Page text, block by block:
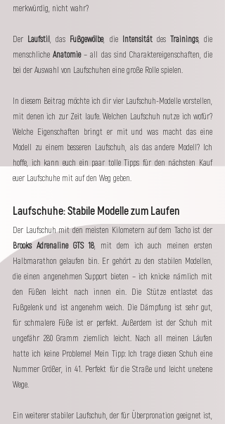
merkwürdig, nicht wahr?
Der Laufstil, das Fußgewölbe, die Intensität des Trainings, die
menschliche Anatomie – all das sind Charaktereigenschaften, die
bei der Auswahl von Laufschuhen eine große Rolle spielen.
In diesem Beitrag möchte ich dir vier Laufschuh-Modelle vorstellen,
mit denen ich zur Zeit laufe. Welchen Laufschuh nutze ich wofür?
Welche Eigenschaften bringt er mit und was macht das eine
Modell zu einem besseren Laufschuh, als das andere Modell? Ich
hoffe, ich kann euch ein paar tolle Tipps für den nächsten Kauf
euer Laufschuhe mit auf den Weg geben.
Laufschuhe: Stabile Modelle zum Laufen
Brooks Adrenaline GTS 18, mit dem ich auch meinen ersten
Halbmarathon gelaufen bin. Er gehört zu den stabilen Modellen,
die einen angenehmen Support bieten – ich knicke nämlich mit
den Füßen leicht nach innen ein. Die Stütze entlastet das
Fußgelenk und ist angenehm weich. Die Dämpfung ist sehr gut,
für schmalere Füße ist er perfekt. .Außerdem ist der Schuh mit
ungefähr 280 Gramm ziemlich leicht. Nach all meinen Läufen
hatte ich keine Probleme! Mein Tipp: Ich trage diesen Schuh eine
Nummer Größer, in 41. Perfekt für die Straße und leicht unebene
Wege.
Ein weiterer stabiler Laufschuh, der für Überpronation geeignet ist,